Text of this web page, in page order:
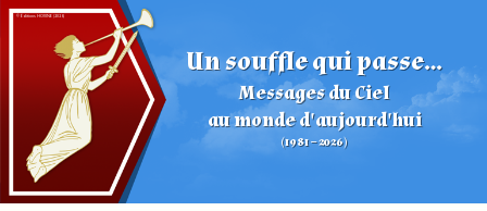
Un souffle qui passe...
Messages du Ciel
au monde d'aujourd'hui
(1981 – 2026)
© Éditions HOVINE (2026)